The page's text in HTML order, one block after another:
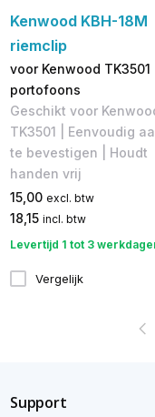
Kenwood KBH-18M
riemclip
voor Kenwood TK3501
portofoons
Geschikt voor
TK3501 | Eenvoudig
te bevestigen | Houdt
handen vrij
15,00 excl. btw
18,15 incl. btw
Levertijd 1 tot 3
Vergelijk
Support